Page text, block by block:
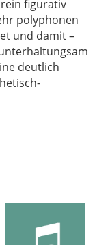
figurativ
polyphonen
und damit –
deutlich